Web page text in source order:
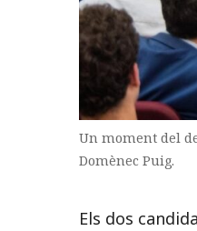
Un moment del
Domènec Puig.
Els dos